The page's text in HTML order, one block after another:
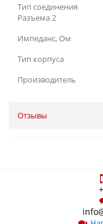
Тип соединения
Разъема 2
Импеданс, Ом
Тип корпуса
Производитель
Отзывы